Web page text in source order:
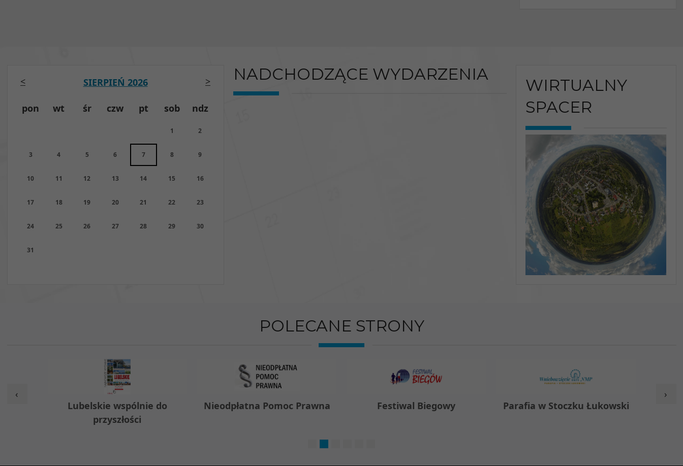
SIERPIEŃ 2026
pon wt śr czw pt sob ndz
1 2
3 4 5 6 7 8 9
10 11 12 13 14 15 16
17 18 19 20 21 22 23
24 25 26 27 28 29 30
31
< > NADCHODZĄCE WYDARZENIA
WIRTUALNY
SPACER
POLECANE STRONY
Lubelskie wspólnie do
przyszłości
Nieodpłatna Pomoc Prawna Festiwal Biegowy Parafia w Stoczku Łukowski
‹ ›